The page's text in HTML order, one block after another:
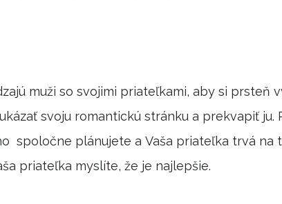
muži so svojimi priateľkami, aby si prsteň
svoju romantickú stránku a prekvapiť
spoločne plánujete a Vaša priateľka trvá na
priateľka myslíte, že je najlepšie.